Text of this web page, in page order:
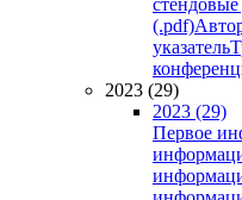
(.pdf)
указатель
2023 (29)
2023 (29)
Первое